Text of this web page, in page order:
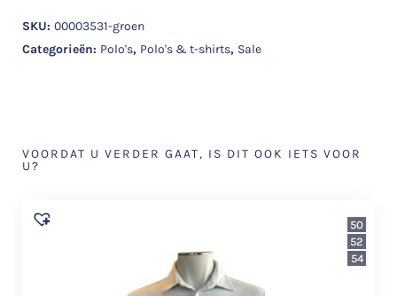
SKU: 00003531-groen
Categorieën: Polo's, Polo's & t-shirts, Sale
VOORDAT U VERDER GAAT, IS DIT OOK IETS VOOR
U?
50
52
54